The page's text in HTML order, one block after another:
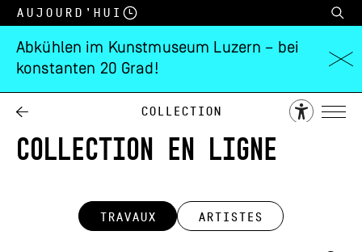
Aujourd’hui
Abkühlen im Kunstmuseum Luzern – bei
konstanten 20 Grad!
Collection
COLLECTION EN LIGNE
TRAVAUX ARTISTES